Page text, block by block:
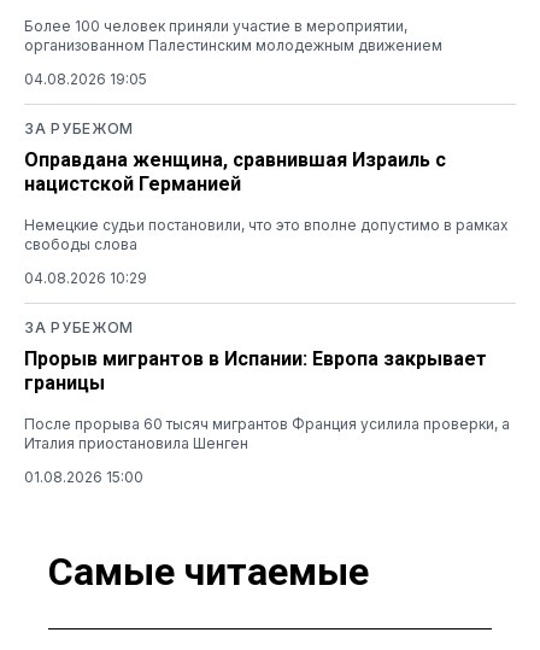
Более 100 человек приняли участие в мероприятии,
организованном Палестинским молодежным движением
04.08.2026 19:05
ЗА РУБЕЖОМ
Оправдана женщина, сравнившая Израиль с
нацистской Германией
Немецкие судьи постановили, что это вполне допустимо в рамках
свободы слова
04.08.2026 10:29
ЗА РУБЕЖОМ
Прорыв мигрантов в Испании: Европа закрывает
границы
После прорыва 60 тысяч мигрантов Франция усилила проверки, а
Италия приостановила Шенген
01.08.2026 15:00
Самые читаемые